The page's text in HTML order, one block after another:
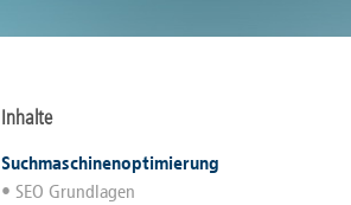
Inhalte
Suchmaschinenoptimierung
SEO Grundlagen